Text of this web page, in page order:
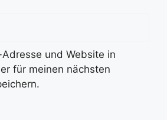
und Website in
für meinen nächsten